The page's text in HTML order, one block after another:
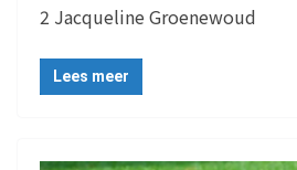
2 Jacqueline Groenewoud
Lees meer